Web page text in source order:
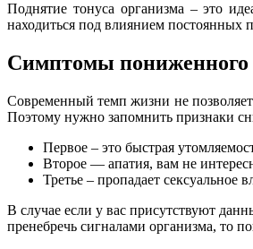
Поднятие тонуса организма – это
находиться под влиянием постоянных
Симптомы пониженного
Современный темп жизни не
Поэтому нужно запомнить признаки
Первое – это быстрая
Второе — апатия, вам не
Третье – пропадает сексуальное
В случае если у вас присутствуют
пренебречь сигналами организма, то